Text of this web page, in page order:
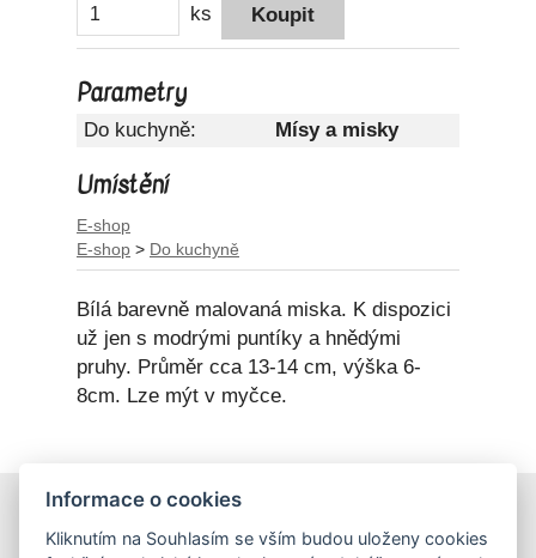
ks
Parametry
Do kuchyně: Mísy a misky
Umístění
E-shop
E-shop > Do kuchyně
Bílá barevně malovaná miska. K dispozici
už jen s modrými puntíky a hnědými
pruhy. Průměr cca 13-14 cm, výška 6-
8cm. Lze mýt v myčce.
Obchodní podmínky
Informace o cookies
Kliknutím na Souhlasím se vším budou uloženy cookies